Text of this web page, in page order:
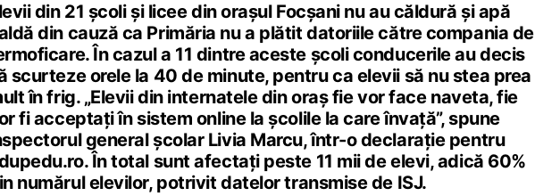
din 21 școli și licee din orașul Focșani nu au căldură și apă
din cauză ca Primăria nu a plătit datoriile către compania de
În cazul a 11 dintre aceste școli conducerile au decis
scurteze orele la 40 de minute, pentru ca elevii să nu stea prea
în frig. „Elevii din internatele din oraș fie vor face naveta, fie
fi acceptați în sistem online la școlile la care învață”, spune
general școlar Livia Marcu, într-o declarație pentru
În total sunt afectați peste 11 mii de elevi, adică 60%
numărul elevilor, potrivit datelor transmise de ISJ.